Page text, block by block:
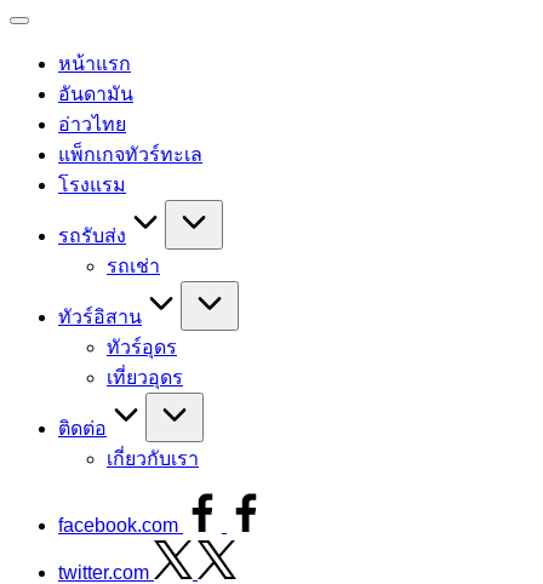
หน้าแรก
อันดามัน
อ่าวไทย
แพ็กเกจทัวร์ทะเล
โรงแรม
รถรับส่ง
รถเช่า
ทัวร์อิสาน
ทัวร์อุดร
เที่ยวอุดร
ติดต่อ
เกี่ยวกับเรา
facebook.com
twitter.com